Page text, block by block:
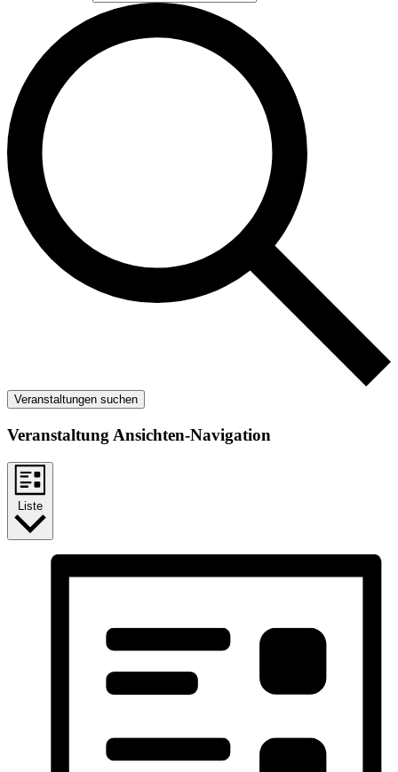
Veranstaltungen suchen
Veranstaltung Ansichten-Navigation
Liste